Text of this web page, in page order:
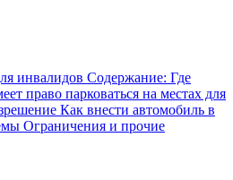
инвалидов Содержание: Где
право парковаться на местах для
Как внести автомобиль в
Ограничения и прочие